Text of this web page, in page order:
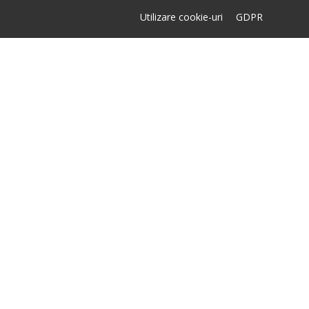
Utilizare cookie-uri GDPR